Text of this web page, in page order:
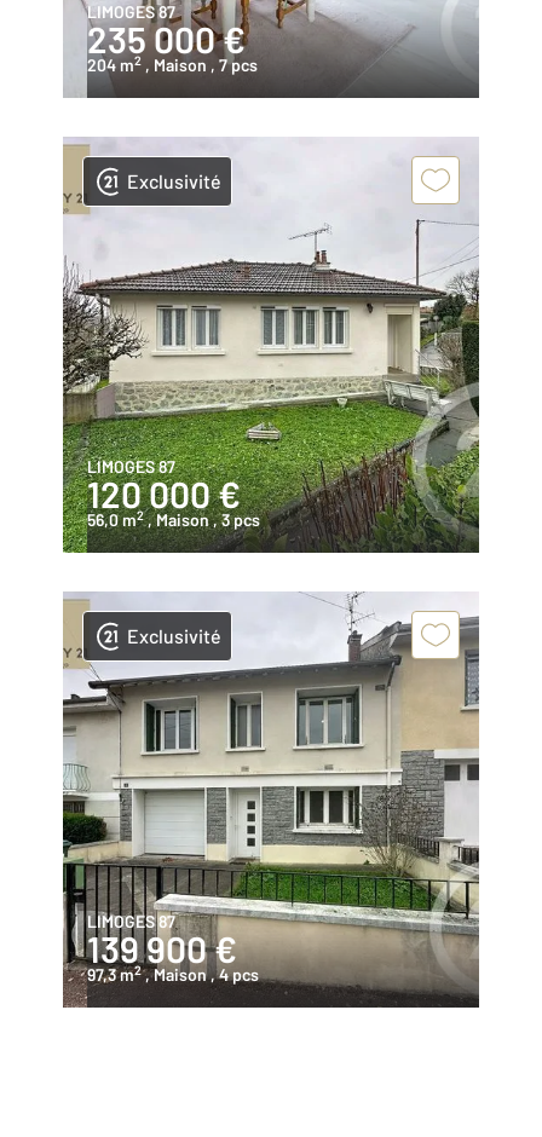
LIMOGES 87
235 000 €
204 m2 , Maison , 7 pcs
Exclusivité
LIMOGES 87
120 000 €
56,0 m2 , Maison, 3 pcs
Exclusivité
LIMOGES 87
139 900 €
97,3 m2 , Maison , 4 pcs